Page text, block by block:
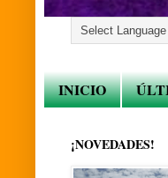
INICIO
¡NOVEDADES!